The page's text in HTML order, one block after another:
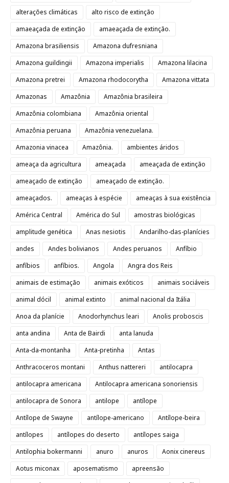
alterações climáticas
alto risco de extinção
amaeaçada de extinção
amaeaçada de extinção.
Amazona brasiliensis
Amazona dufresniana
Amazona guildingii
Amazona imperialis
Amazona lilacina
Amazona pretrei
Amazona rhodocorytha
Amazona vittata
Amazonas
Amazônia
Amazônia brasileira
Amazônia colombiana
Amazônia oriental
Amazônia peruana
Amazônia venezuelana.
Amazonia vinacea
Amazônia.
ambientes áridos
ameaça da agricultura
ameaçada
ameaçada de extinção
ameaçado de extinção
ameaçado de extinção.
ameaçados.
ameaças à espécie
ameaças à sua existência
América Central
América do Sul
amostras biológicas
amplitude genética
Anas nesiotis
Andarilho-das-planícies
andes
Andes bolivianos Andes peruanos
Anfíbio
anfíbios
anfíbios. Angola
Angra dos Reis
animais de estimação
animais exóticos
animais sociáveis
animal dócil
animal extinto
animal nacional da Itália
Anoa da planície
Anodorhynchus leari
Anolis proboscis
anta andina
Anta de Bairdi
anta lanuda
Anta-da-montanha
Anta-pretinha
Antas
Anthracoceros montani
Anthus nattereri
antilocapra
antilocapra americana
Antilocapra americana sonoriensis
antilocapra de Sonora
antilope
antílope
Antílope de Swayne
antílope-americano
Antílope-beira
antílopes
antílopes do deserto
antílopes saiga
Antilophia bokermanni
anuro anuros
Aonix cinereus
Aotus miconax
aposematismo
apreensão